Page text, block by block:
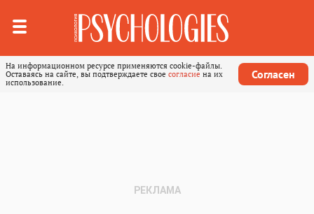
На информационном ресурсе применяются cookie-файлы.
Оставаясь на сайте, вы подтверждаете свое согласие на их
использование.
Согласен